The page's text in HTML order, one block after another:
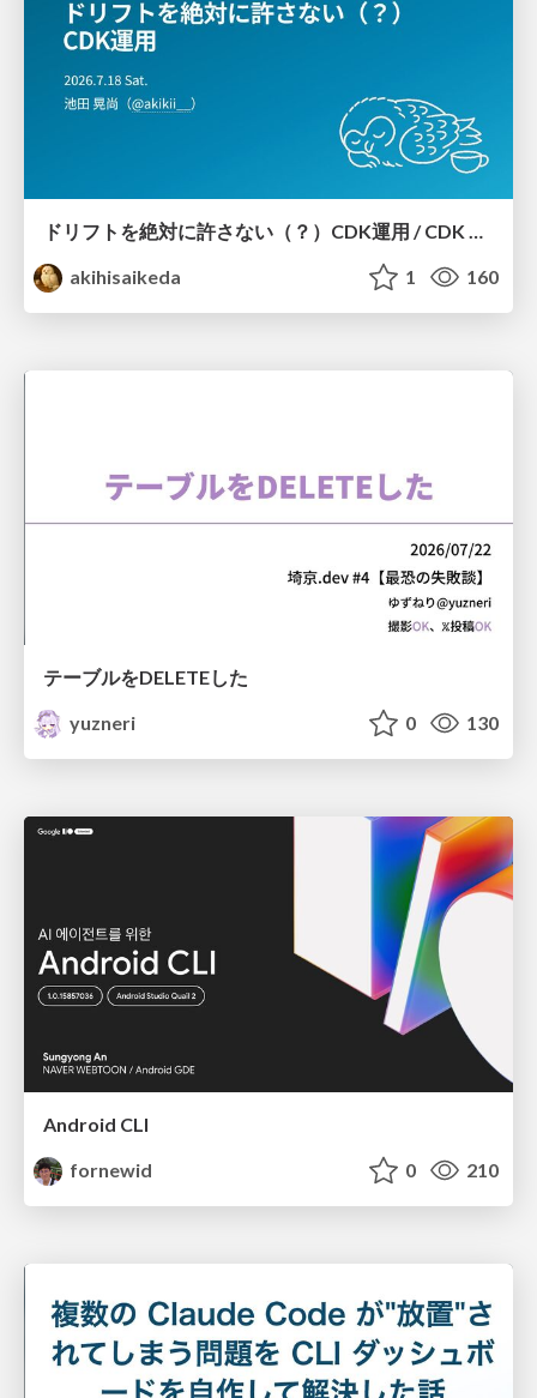
ドリフトを絶対に許さない（？）CDK運用 / CDK Ops with Zero Tolerance for Drifts (?)
akihisaikeda
1 160
テーブルをDELETEした
yuzneri
0 130
Android CLI
fornewid
0 210